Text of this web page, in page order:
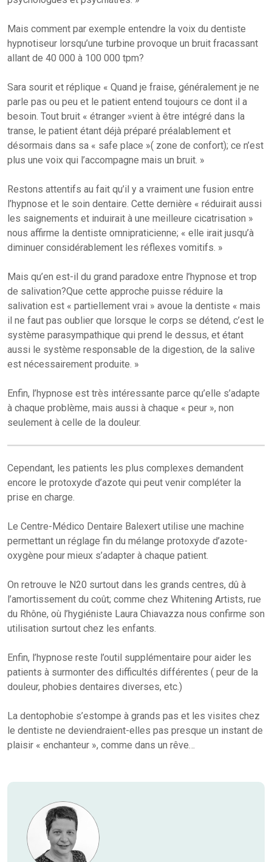
Mais comment par exemple entendre la voix du dentiste
hypnotiseur lorsqu’une turbine provoque un bruit fracassant
allant de 40 000 à 100 000 tpm?
Sara sourit et réplique « Quand je fraise, généralement je ne
parle pas ou peu et le patient entend toujours ce dont il a
besoin. Tout bruit « étranger »vient à être intégré dans la
transe, le patient étant déjà préparé préalablement et
désormais dans sa « safe place »( zone de confort); ce n’est
plus une voix qui l’accompagne mais un bruit. »
Restons attentifs au fait qu’il y a vraiment une fusion entre
l’hypnose et le soin dentaire. Cette dernière « réduirait aussi
les saignements et induirait à une meilleure cicatrisation »
nous affirme la dentiste omnipraticienne; « elle irait jusqu’à
diminuer considérablement les réflexes vomitifs. »
Mais qu’en est-il du grand paradoxe entre l’hypnose et trop
de salivation?Que cette approche puisse réduire la
salivation est « partiellement vrai » avoue la dentiste « mais
il ne faut pas oublier que lorsque le corps se détend, c’est le
système parasympathique qui prend le dessus, et étant
aussi le système responsable de la digestion, de la salive
est nécessairement produite. »
Enfin, l’hypnose est très intéressante parce qu’elle s’adapte
à chaque problème, mais aussi à chaque « peur », non
seulement à celle de la douleur.
Cependant, les patients les plus complexes demandent
encore le protoxyde d’azote qui peut venir compléter la
prise en charge.
Le Centre-Médico Dentaire Balexert utilise une machine
permettant un réglage fin du mélange protoxyde d’azote-
oxygène pour mieux s’adapter à chaque patient.
On retrouve le N20 surtout dans les grands centres, dû à
l’amortissement du coût; comme chez Whitening Artists, rue
du Rhône, où l’hygiéniste Laura Chiavazza nous confirme son
utilisation surtout chez les enfants.
Enfin, l’hypnose reste l’outil supplémentaire pour aider les
patients à surmonter des difficultés différentes ( peur de la
douleur, phobies dentaires diverses, etc.)
La dentophobie s’estompe à grands pas et les visites chez
le dentiste ne deviendraient-elles pas presque un instant de
plaisir « enchanteur », comme dans un rêve…